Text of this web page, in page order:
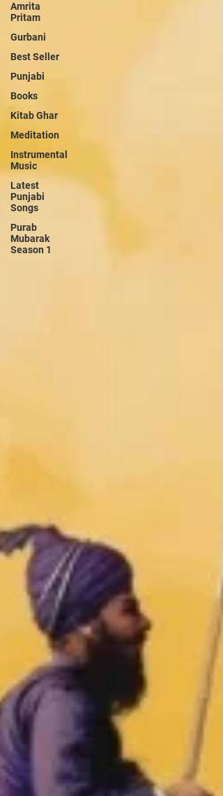
Amrita
Pritam
Gurbani
Best Seller
Punjabi
Books
Kitab Ghar
Meditation
Instrumental
Music
Latest
Punjabi
Songs
Purab
Mubarak
Season 1